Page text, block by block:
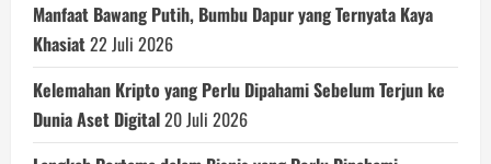
Manfaat Bawang Putih, Bumbu Dapur yang Ternyata Kaya
Khasiat22 Juli 2026
Kelemahan Kripto yang Perlu Dipahami Sebelum Terjun ke
Dunia Aset Digital20 Juli 2026